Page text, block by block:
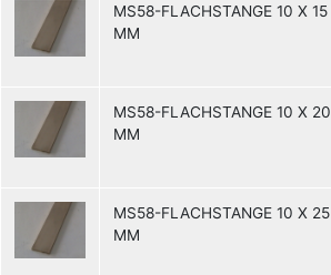
MS58-FLACHSTANGE 10 X 15
MM
MS58-FLACHSTANGE 10 X 20
MM
MS58-FLACHSTANGE 10 X 25
MM